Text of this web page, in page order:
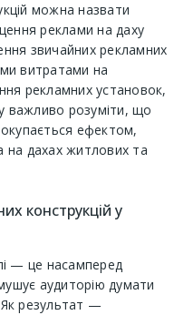
можна назвати
реклами на даху
звичайних рекламних
витратами на
рекламних установок,
важливо розуміти, що
ефектом,
на дахах житлових та
конструкцій у
— це насамперед
аудиторію думати
результат —